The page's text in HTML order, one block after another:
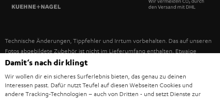
NEUHEITEN
UNSER MANAGEMENT
UNSERE WERTE
BILDUNGSRABATT
GESCHENKGUTSCHEIN
USA
WEITERE LÄNDER
Technische Änderungen, Tippfehler und Irrtum vorbehalten. Das auf unseren
Fotos abgebildete Zubehör ist nicht im Lieferumfang enthalten. Etwaige
Entsorgungsgebühren für Batterien sind im Preis inbegriffen.
©2026 Lautsprecher Teufel GmbH - All rights reserved.
Damit‘s nach dir klingt
Wir wollen dir ein sicheres Surferlebnis bieten, das genau zu deinen
Interessen passt. Dafür nutzt Teufel auf diesen Webseiten Cookies und
andere Tracking-Technologien – auch von Dritten - und setzt Dienste zur